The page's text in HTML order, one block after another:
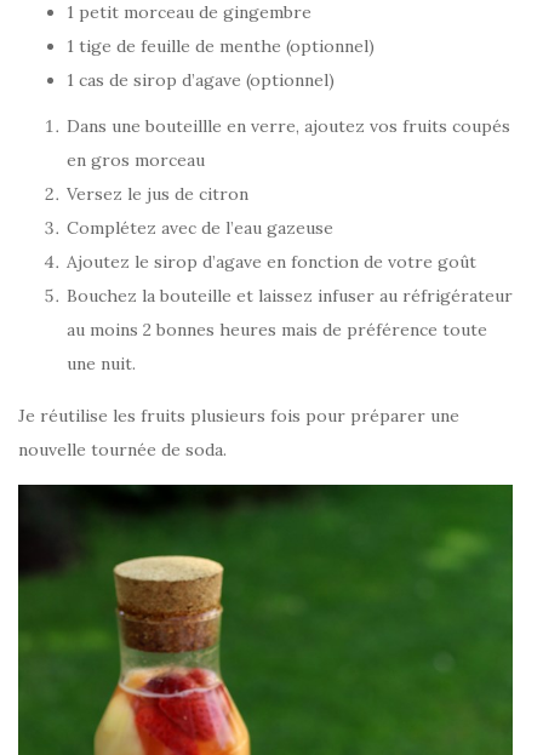
1 petit morceau de gingembre
1 tige de feuille de menthe (optionnel)
1 cas de sirop d’agave (optionnel)
Dans une bouteillle en verre, ajoutez vos fruits coupés
en gros morceau
Versez le jus de citron
Complétez avec de l’eau gazeuse
Ajoutez le sirop d’agave en fonction de votre goût
Bouchez la bouteille et laissez infuser au réfrigérateur
au moins 2 bonnes heures mais de préférence toute
une nuit.
Je réutilise les fruits plusieurs fois pour préparer une
nouvelle tournée de soda.